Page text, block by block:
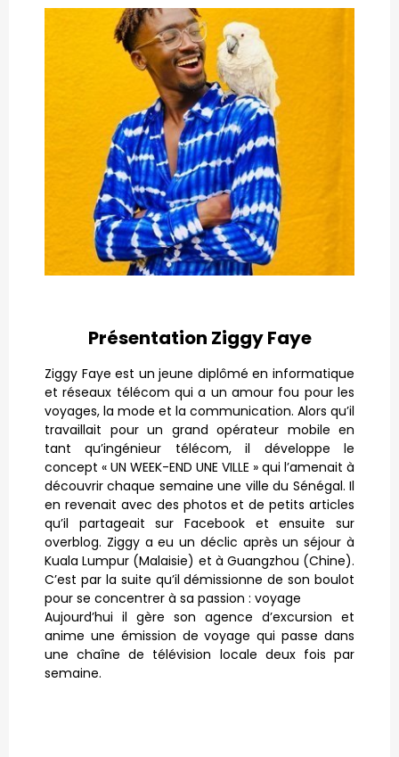
Présentation Ziggy Faye
Ziggy Faye est un jeune diplômé en informatique
et réseaux télécom qui a un amour fou pour les
voyages, la mode et la communication. Alors qu’il
travaillait pour un grand opérateur mobile en
tant qu’ingénieur télécom, il développe le
concept « UN WEEK-END UNE VILLE » qui l’amenait à
découvrir chaque semaine une ville du Sénégal. Il
en revenait avec des photos et de petits articles
qu’il partageait sur Facebook et ensuite sur
overblog. Ziggy a eu un déclic après un séjour à
Kuala Lumpur (Malaisie) et à Guangzhou (Chine).
C’est par la suite qu’il démissionne de son boulot
pour se concentrer à sa passion : voyage
Aujourd’hui il gère son agence d’excursion et
anime une émission de voyage qui passe dans
une chaîne de télévision locale deux fois par
semaine.